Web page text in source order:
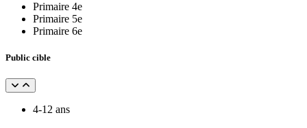
Primaire 4e
Primaire 5e
Primaire 6e
Public cible
4-12 ans